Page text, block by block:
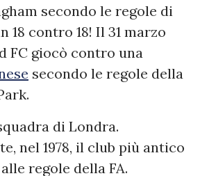
secondo le regole di
18 contro 18! Il 31 marzo
FC giocò contro una
secondo le regole della
di Londra.
nel 1978, il club più antico
regole della FA.